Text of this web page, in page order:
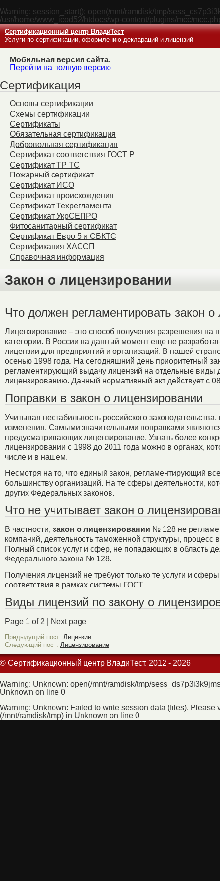
Warning: session_start(): open(/mnt/ramdisk/tmp/
/usr/home/www_icod52/htdocs/wp-content/plugins/mcc/
Сертификационный центр ВладиТест
Услуги по сертификации, оформлению деклараций и лицензий
Мобильная версия сайта.
Перейти на полную версию
Сертификация
Основы сертификации
Схемы сертификации
Сертификаты
Обязательная сертификация
Добровольная сертификация
Сертификат соответствия ГОСТ Р
Сертификат ТР ТС
Пожарный сертификат
Сертификат ИСО
Сертификат происхождения
Сертификат Техрегламента
Сертификат УкрСЕПРО
Фитосанитарный сертификат
Сертификат Евро 5 и СБКТС
Сертификация ХАССП
Справочная информация
Закон о лицензировании
Что должен регламентировать закон о
Лицензирование – это способ получения разрешения на
категории. В России на данный момент еще не
лицензии для предприятий и организаций. В нашей
осенью 1998 года. На сегодняшний день приоритетный
регламентирующий выдачу лицензий на отдельные виды
лицензированию. Данный нормативный акт действует с
Поправки в закон о лицензировании
Учитывая нестабильность российского законодательства,
изменения. Самыми значительными поправками
предусматривающих лицензирование. Узнать более
лицензировании с 1998 до 2011 года можно в органах,
числе и в нашем.
Несмотря на то, что единый закон, регламентирующий
большинству организаций. На те сферы деятельности,
других Федеральных законов.
Что не учитывает закон о
В частности, закон о лицензировании № 128 не
компаний, деятельность таможенной структуры,
Полный список услуг и сфер, не попадающих в область
Федерального закона № 128.
Получения лицензий не требуют только те услуги и
соответствия в рамках системы ГОСТ.
Виды лицензий по закону о
Page 1 of 2 | Next page
Предыдущий пост: Лицензии
Следующий пост: Лицензирование
© Сертификационный центр ВладиТест. 2012 - 2026
Warning: Unknown: open(/mnt/ramdisk/tmp/
Unknown on line 0
Warning: Unknown: Failed to write session data (files). Please
(/mnt/ramdisk/tmp) in Unknown on line 0